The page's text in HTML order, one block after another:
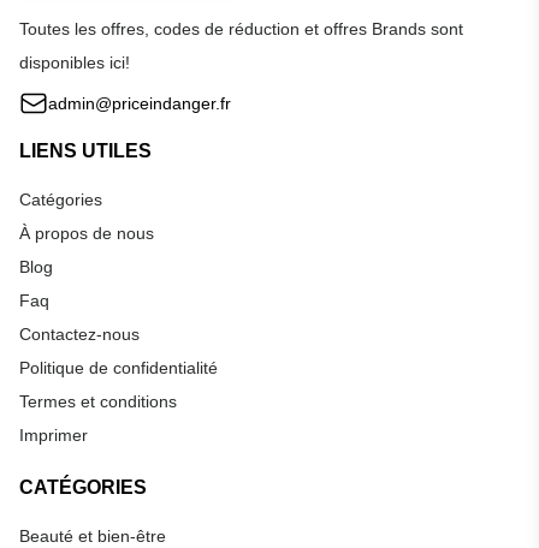
Toutes les offres, codes de réduction et offres Brands sont
disponibles ici!
admin@priceindanger.fr
LIENS UTILES
Catégories
À propos de nous
Blog
Faq
Contactez-nous
Politique de confidentialité
Termes et conditions
Imprimer
CATÉGORIES
Beauté et bien-être